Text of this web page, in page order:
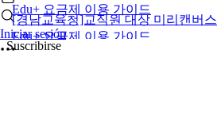
Iniciar sesión
Edu+ 요금제 이용 가이드
[경남교육청]교직원 대상 미리캔버스
Edu+ 요금제 이용 가이드
Suscribirse